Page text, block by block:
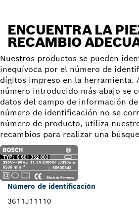
ENCUENTRA LA
RECAMBIO
Nuestros productos se pueden
inequívoca por el número de
dígitos impreso en la herramienta.
número introducido más abajo se
datos del campo de información
número de identificación no se
número de producto, utiliza
recambios para realizar una
Número de identificación
3611J11110